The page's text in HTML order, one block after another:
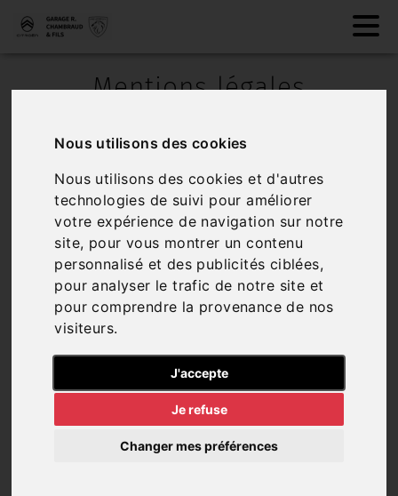
Nous utilisons des cookies
Nous utilisons des cookies et d'autres
technologies de suivi pour améliorer
votre expérience de navigation sur notre
site, pour vous montrer un contenu
personnalisé et des publicités ciblées,
pour analyser le trafic de notre site et
pour comprendre la provenance de nos
visiteurs.
J'accepte
Je refuse
Changer mes préférences
Mentions légales
GARAGE ROGER CHAMBRAUD ET FILS SAS
Entreprise au capital de 75000 €
Immatriculée au RCS de Guéret / 23000
N° TVA : FR 7432066226
SIREN : 320662265
Siège social : La Souterraine / 23300
cit.peugeot.c@gmail.com